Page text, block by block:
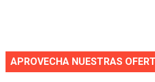
APROVECHA NUESTRAS